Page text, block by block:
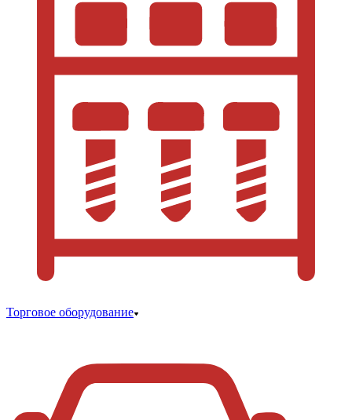
Торговое оборудование